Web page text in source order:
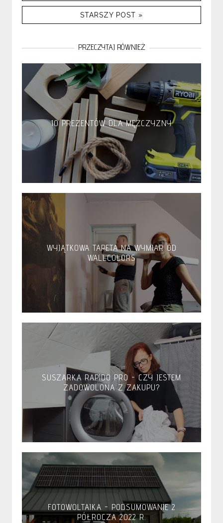
STARSZY POST »
PRZECZYTAJ RÓWNIEŻ
10 PREZENTÓW DLA MĘŻCZYZNY
WYJĄTKOWA TAPETA NA WYMIAR OD
WALLCOLORS
SUSZARKA RAPIDO PRO - CZY JESTEM
ZADOWOLONA Z ZAKUPU?
FOTOWOLTAIKA - PODSUMOWANIE 2
PÓŁROCZA 2022 R.